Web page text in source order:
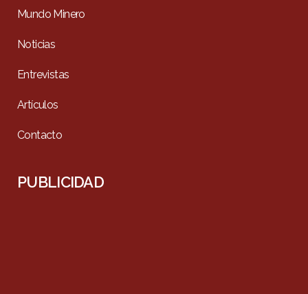
Mundo Minero
Noticias
Entrevistas
Artículos
Contacto
PUBLICIDAD